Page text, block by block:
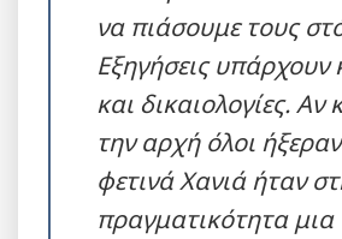
να πιάσουμε τους
Εξηγήσεις υπάρχουν
και δικαιολογίες. Αν
την αρχή όλοι
φετινά Χανιά ήταν
πραγματικότητα μια